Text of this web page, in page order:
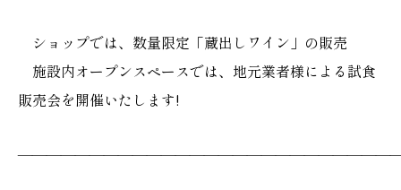
ショップでは、数量限定「蔵出しワイン」の販売
施設内オープンスペースでは、地元業者様による試食
販売会を開催いたします!